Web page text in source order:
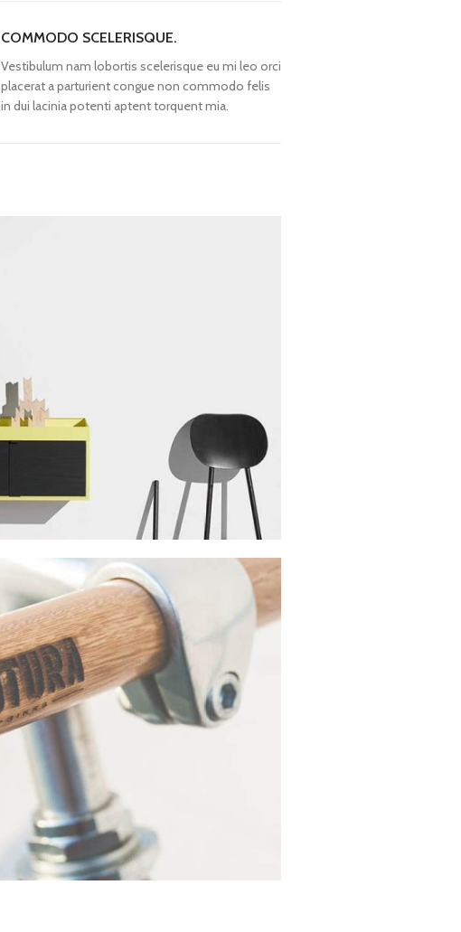
COMMODO SCELERISQUE.
Vestibulum nam lobortis scelerisque eu mi leo orci
placerat a parturient congue non commodo felis
in dui lacinia potenti aptent torquent mia.